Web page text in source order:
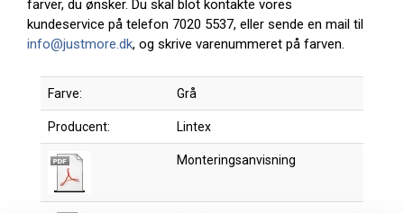
farver, du ønsker. Du skal blot kontakte vores
kundeservice på telefon 7020 5537, eller sende en mail til
info@justmore.dk, og skrive varenummeret på farven.
Farve: Grå
Producent: Lintex
Monteringsanvisning